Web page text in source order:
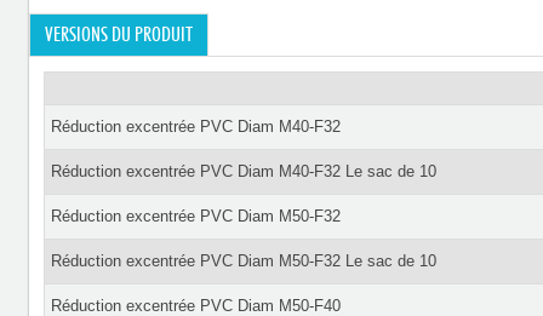
VERSIONS DU PRODUIT
Réduction excentrée PVC Diam M40-F32
Réduction excentrée PVC Diam M40-F32 Le sac de 10
Réduction excentrée PVC Diam M50-F32
Réduction excentrée PVC Diam M50-F32 Le sac de 10
Réduction excentrée PVC Diam M50-F40